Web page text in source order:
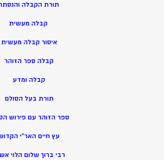
תורת הקבלה
קבלה מעשית
איסור קבלה מעשית
קבלה ספר הזוהר
קבלה ומדע
תורת בעל הסולם
ספר הזוהר עם פירוש
עץ חיים האר”י
רבי ברוך שלום הלוי